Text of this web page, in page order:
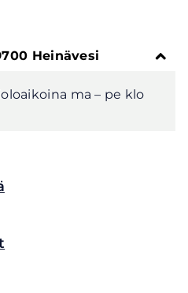
Heinävesi
ma – pe klo